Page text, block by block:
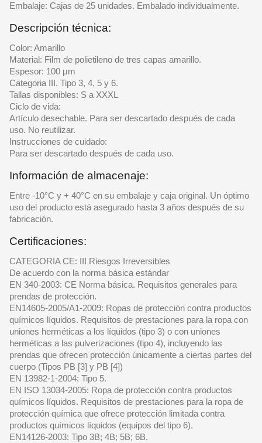
Embalaje: Cajas de 25 unidades. Embalado individualmente.
Descripción técnica:
Color: Amarillo
Material: Film de polietileno de tres capas amarillo.
Espesor: 100 μm
Categoria III. Tipo 3, 4, 5 y 6.
Tallas disponibles: S a XXXL
Ciclo de vida:
Artículo desechable. Para ser descartado después de cada
uso. No reutilizar.
Instrucciones de cuidado:
Para ser descartado después de cada uso.
Información de almacenaje:
Entre -10°C y + 40°C en su embalaje y caja original. Un óptimo
uso del producto está asegurado hasta 3 años después de su
fabricación.
Certificaciones:
CATEGORIA CE: III Riesgos Irreversibles
De acuerdo con la norma básica estándar
EN 340-2003: CE Norma básica. Requisitos generales para
prendas de protección.
EN14605-2005/A1-2009: Ropas de protección contra productos
químicos líquidos. Requisitos de prestaciones para la ropa con
uniones herméticas a los líquidos (tipo 3) o con uniones
herméticas a las pulverizaciones (tipo 4), incluyendo las
prendas que ofrecen protección únicamente a ciertas partes del
cuerpo (Tipos PB [3] y PB [4])
EN 13982-1-2004: Tipo 5.
EN ISO 13034-2005: Ropa de protección contra productos
químicos líquidos. Requisitos de prestaciones para la ropa de
protección química que ofrece protección limitada contra
productos químicos líquidos (equipos del tipo 6).
EN14126-2003: Tipo 3B; 4B; 5B; 6B.